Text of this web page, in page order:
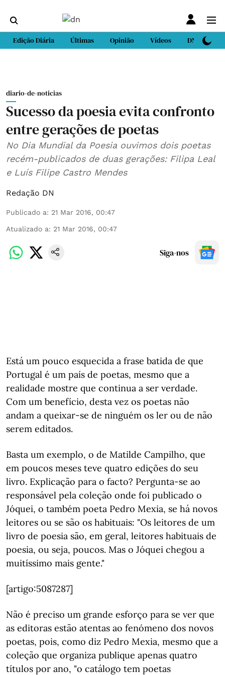
Edição Diária Últimas Opinião Vídeos DN Sport
diario-de-noticias
Sucesso da poesia evita confronto
entre gerações de poetas
No Dia Mundial da Poesia ouvimos dois poetas
recém-publicados de duas gerações: Filipa Leal
e Luís Filipe Castro Mendes
Redação DN
Publicado a: 21 Mar 2016, 00:47
Atualizado a: 21 Mar 2016, 00:47
Siga-nos
Está um pouco esquecida a frase batida de que
Portugal é um país de poetas, mesmo que a
realidade mostre que continua a ser verdade.
Com um benefício, desta vez os poetas não
andam a queixar-se de ninguém os ler ou de não
serem editados.
Basta um exemplo, o de Matilde Campilho, que
em poucos meses teve quatro edições do seu
livro. Explicação para o facto? Pergunta-se ao
responsável pela coleção onde foi publicado o
Jóquei, o também poeta Pedro Mexia, se há novos
leitores ou se são os habituais: "Os leitores de um
livro de poesia são, em geral, leitores habituais de
poesia, ou seja, poucos. Mas o Jóquei chegou a
muitíssimo mais gente."
[artigo:5087287]
Não é preciso um grande esforço para se ver que
as editoras estão atentas ao fenómeno dos novos
poetas, pois, como diz Pedro Mexia, mesmo que a
coleção que organiza publique apenas quatro
títulos por ano, "o catálogo tem poetas